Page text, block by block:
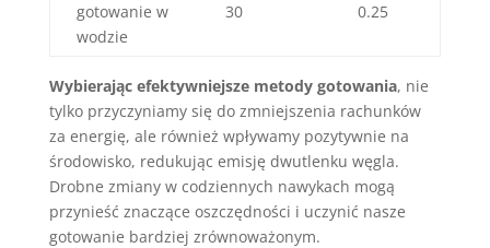
gotowanie w
wodzie
30 0.25
Wybierając efektywniejsze metody gotowania, nie
tylko przyczyniamy się do zmniejszenia rachunków
za energię, ale również wpływamy pozytywnie na
środowisko, redukując emisję dwutlenku węgla.
Drobne zmiany w codziennych nawykach mogą
przynieść znaczące oszczędności i uczynić nasze
gotowanie bardziej zrównoważonym.